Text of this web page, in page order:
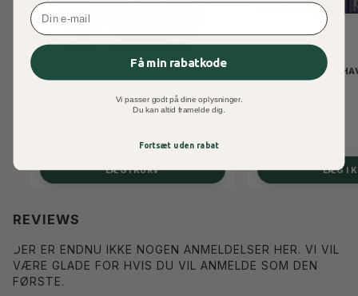
349,00 DKK
LÆG I KURV
DE RETSKAFNES
LÆG I
REVIEWS
DER ER ENDNU IKKE NOGEN ANMELDELSER HER. VI VIL
VÆRE GLADE FOR HVIS DU VIL ANMELDE SOM DEN
FØRSTE.
Email
Få min rabatkode
Vi passer godt på dine oplysninger.
Du kan altid framelde dig.
Fortsæt uden rabat